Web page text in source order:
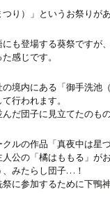
り）」というお祭りが
も登場する葵祭ですが
感じです。
境内にある「御手洗池
行われます。
だ団子に見立てたのも
ルの作品「真夜中は星
公の「橘はももる」が
みたらし団子…！
に参加するために下鴨